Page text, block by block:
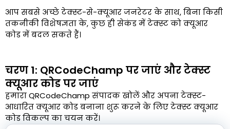
आप सबसे अच्छे टेक्स्ट-से-क्यूआर जनरेटर के साथ, बिना किसी
तकनीकी विशेषज्ञता के, कुछ ही सेकंड में टेक्स्ट को क्यूआर
कोड में बदल सकते हैं।
चरण 1: QRCodeChamp पर जाएं और टेक्स्ट
क्यूआर कोड पर जाएं
हमारा QRCodeChamp संपादक खोलें और अपना टेक्स्ट-
आधारित क्यूआर कोड बनाना शुरू करने के लिए टेक्स्ट क्यूआर
कोड विकल्प का चयन करें।